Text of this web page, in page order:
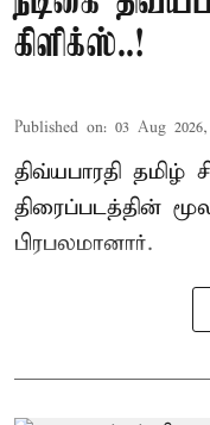
கிளிக்ஸ்..!
Published on: 03 Aug
திவ்யபாரதி தமிழ்
திரைப்படத்தின்
பிரபலமானார்.